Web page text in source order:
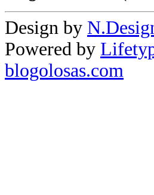
Design by
Powered by
blogolosas.com